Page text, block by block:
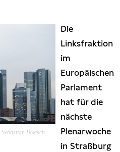
Sebastian Bolesch
Die
Linksfraktion
im
Europäischen
Parlament
hat für die
nächste
Plenarwoche
in Straßburg